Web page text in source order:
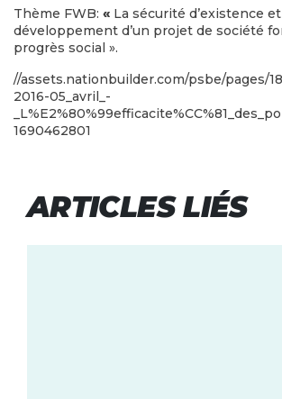
Thème FWB: « La sécurité d’existence
développement d’un projet de société
progrès social ».
//assets.nationbuilder.com/psbe/pages/
2016-05_avril_-
1690462801
ARTICLES LIÉS